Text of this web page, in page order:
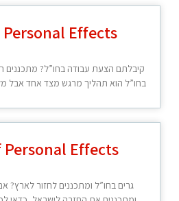
Effects
קיבלתם הצעת עבודה בחו”ל? מתכננים
בחו”ל הוא תהליך מרגש מצד אחד אבל
Effects
גרים בחו”ל ומתכננים לחזור לארץ?